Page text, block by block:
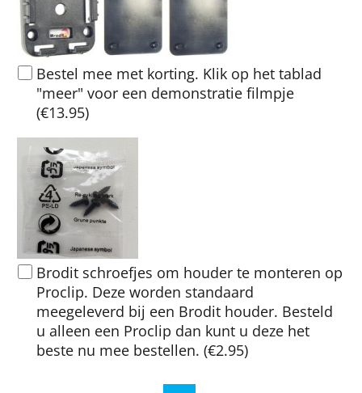
Bestel mee met korting. Klik op het tablad
"meer" voor een demonstratie filmpje
(€13.95)
Brodit schroefjes om houder te monteren op
Proclip. Deze worden standaard
meegeleverd bij een Brodit houder. Besteld
u alleen een Proclip dan kunt u deze het
beste nu mee bestellen. (€2.95)